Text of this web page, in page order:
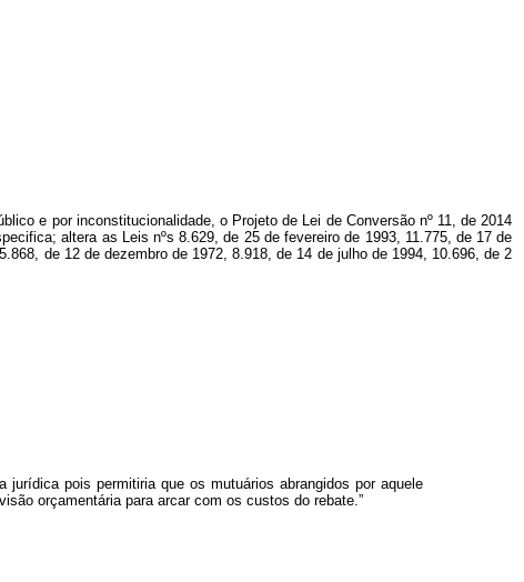
e por inconstitucionalidade, o Projeto de Lei de Conversão nº 11, de 2014
altera as Leis nºs 8.629, de 25 de fevereiro de 1993, 11.775, de 17 de
de 12 de dezembro de 1972, 8.918, de 14 de julho de 1994, 10.696, de 2
pois permitiria que os mutuários abrangidos por aquele
orçamentária para arcar com os custos do rebate.”